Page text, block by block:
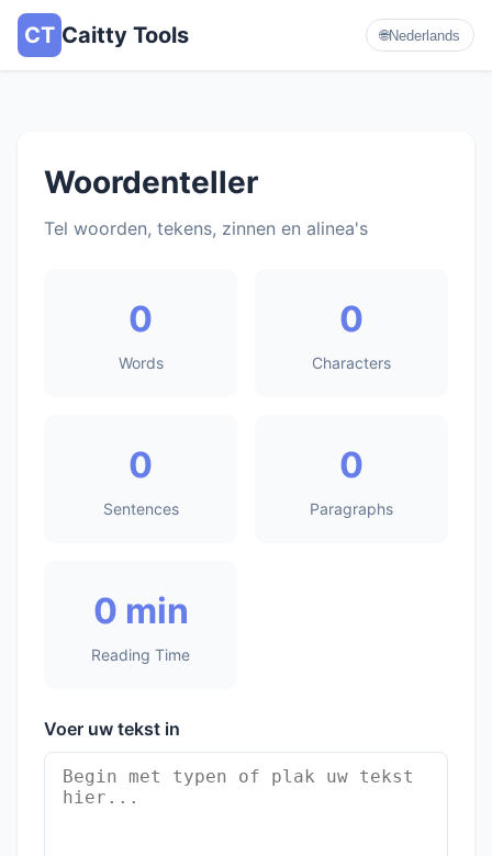
CT Caitty Tools 🌐Nederlands
Woordenteller
Tel woorden, tekens, zinnen en alinea's
0
Words
0
Characters
0
Sentences
0
Paragraphs
0 min
Reading Time
Voer uw tekst in